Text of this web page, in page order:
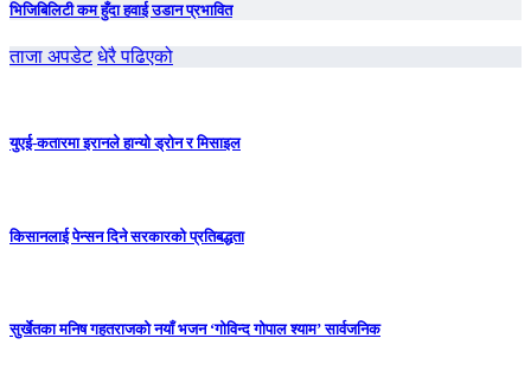
भिजिबिलिटी कम हुँदा हवाई उडान प्रभावित
ताजा अपडेट धेरै पढिएको
युएई-कतारमा इरानले हान्यो ड्रोन र मिसाइल
किसानलाई पेन्सन दिने सरकारको प्रतिबद्धता
सुर्खेतका मनिष गहतराजको नयाँ भजन ‘गोविन्द गोपाल श्याम’ सार्वजनिक